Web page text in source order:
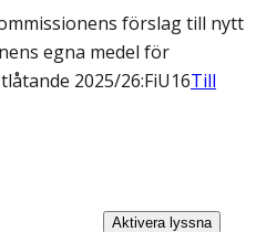
förslag till nytt
egna medel för
2025/26:FiU16Till
Aktivera lyssna